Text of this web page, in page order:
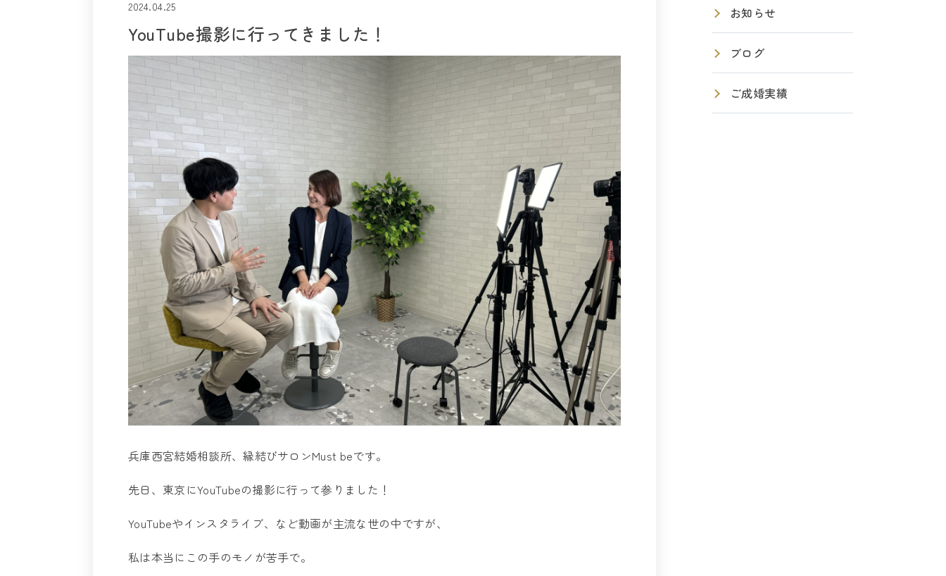
2024.04.25
YouTube撮影に行ってきました！
兵庫西宮結婚相談所、縁結びサロンMust beです。
先日、東京にYouTubeの撮影に行って参りました！
YouTubeやインスタライブ、など動画が主流な世の中ですが、
私は本当にこの手のモノが苦手で。
お知らせ
ブログ
ご成婚実績